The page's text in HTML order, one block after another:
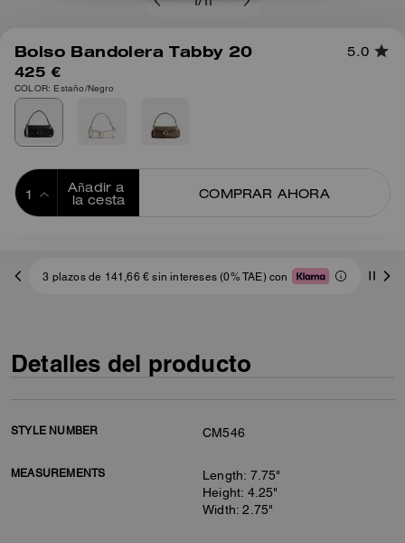
/
Bolso Bandolera Tabby 20 5.0
425 €
COLOR: Estaño/Negro
Añadir a
la cesta
COMPRAR AHORA
3 plazos de 141,66 € sin intereses (0% TAE) con
Detalles del producto
STYLE NUMBER CM546
MEASUREMENTS
Length: 7.75"
Height: 4.25"
Width: 2.75"